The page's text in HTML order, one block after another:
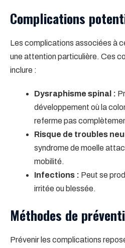
Complications
Les complications associées à
une attention particulière. Ces
inclure :
Dysraphisme spinal :
développement où la
referme pas
Risque de troubles
syndrome de moelle
mobilité.
Infections : Peut se
irritée ou blessée.
Méthodes de
Prévenir les complications